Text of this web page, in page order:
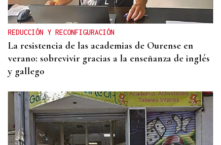
kilómetros en la Baixa Limia
REDUCCIÓN Y RECONFIGURACIÓN
La resistencia de las academias de Ourense en
verano: sobrevivir gracias a la enseñanza de inglés
y gallego